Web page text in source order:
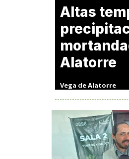
Altas
Alatorre
Vega de Alatorre